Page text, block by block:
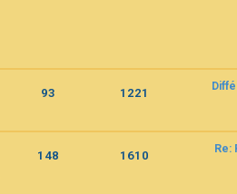
93 1221
148 1610 Re: